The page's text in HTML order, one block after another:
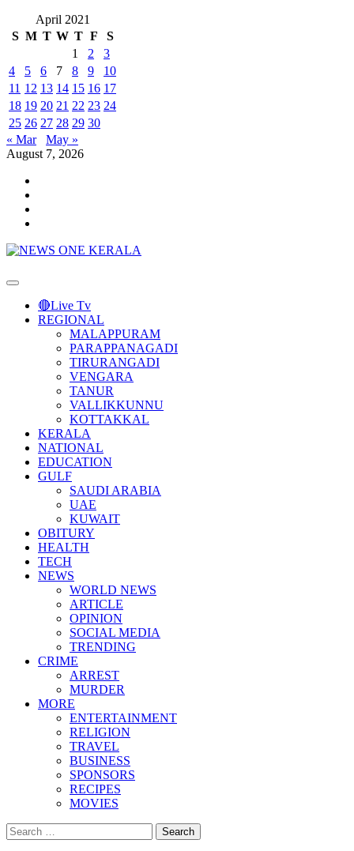
April 2021
S M T W T F
S
1
2
3
4
5 6 7 8 9
10
11 12 13 14 15 16 17
18 19 20 21 22 23 24
25 26 27 28 29 30
« Mar
May »
August 7, 2026
Primary
🔴Live Tv
REGIONAL
MALAPPURAM
PARAPPANAGADI
TIRURANGADI
VENGARA
TANUR
VALLIKKUNNU
KOTTAKKAL
KERALA
NATIONAL
EDUCATION
GULF
SAUDI ARABIA
UAE
KUWAIT
OBITURY
HEALTH
TECH
NEWS
WORLD NEWS
ARTICLE
OPINION
SOCIAL MEDIA
TRENDING
CRIME
ARREST
MURDER
MORE
ENTERTAINMENT
RELIGION
TRAVEL
BUSINESS
SPONSORS
RECIPES
MOVIES
Search
for: